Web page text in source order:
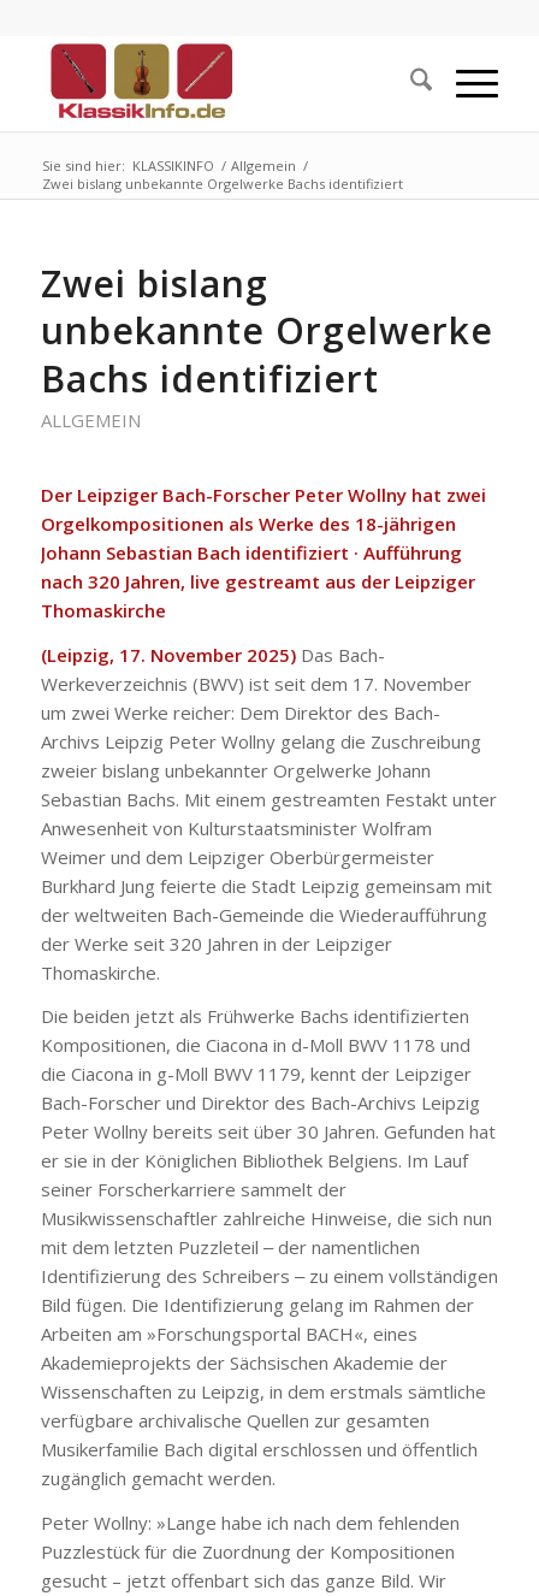
Sie sind hier: KLASSIKINFO / Allgemein /
Zwei bislang unbekannte Orgelwerke Bachs identifiziert
Zwei bislang
unbekannte Orgelwerke
Bachs identifiziert
ALLGEMEIN
Der Leipziger Bach-Forscher Peter Wollny hat zwei
Orgelkompositionen als Werke des 18-jährigen
Johann Sebastian Bach identifiziert · Aufführung
nach 320 Jahren, live gestreamt aus der Leipziger
Thomaskirche
(Leipzig, 17. November 2025) Das Bach-
Werkeverzeichnis (BWV) ist seit dem 17. November
um zwei Werke reicher: Dem Direktor des Bach-
Archivs Leipzig Peter Wollny gelang die Zuschreibung
zweier bislang unbekannter Orgelwerke Johann
Sebastian Bachs. Mit einem gestreamten Festakt unter
Anwesenheit von Kulturstaatsminister Wolfram
Weimer und dem Leipziger Oberbürgermeister
Burkhard Jung feierte die Stadt Leipzig gemeinsam mit
der weltweiten Bach-Gemeinde die Wiederaufführung
der Werke seit 320 Jahren in der Leipziger
Thomaskirche.
Die beiden jetzt als Frühwerke Bachs identifizierten
Kompositionen, die Ciacona in d-Moll BWV 1178 und
die Ciacona in g-Moll BWV 1179, kennt der Leipziger
Bach-Forscher und Direktor des Bach-Archivs Leipzig
Peter Wollny bereits seit über 30 Jahren. Gefunden hat
er sie in der Königlichen Bibliothek Belgiens. Im Lauf
seiner Forscherkarriere sammelt der
Musikwissenschaftler zahlreiche Hinweise, die sich nun
mit dem letzten Puzzleteil ‒ der namentlichen
Identifizierung des Schreibers ‒ zu einem vollständigen
Bild fügen. Die Identifizierung gelang im Rahmen der
Arbeiten am »Forschungsportal BACH«, eines
Akademieprojekts der Sächsischen Akademie der
Wissenschaften zu Leipzig, in dem erstmals sämtliche
verfügbare archivalische Quellen zur gesamten
Musikerfamilie Bach digital erschlossen und öffentlich
zugänglich gemacht werden.
Peter Wollny: »Lange habe ich nach dem fehlenden
Puzzlestück für die Zuordnung der Kompositionen
gesucht – jetzt offenbart sich das ganze Bild. Wir